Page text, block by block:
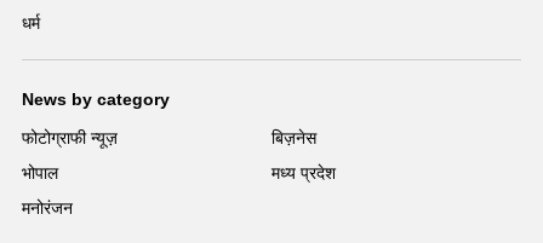
धर्म
News by category
फोटोग्राफी न्यूज़
बिज़नेस
भोपाल
मध्य प्रदेश
मनोरंजन